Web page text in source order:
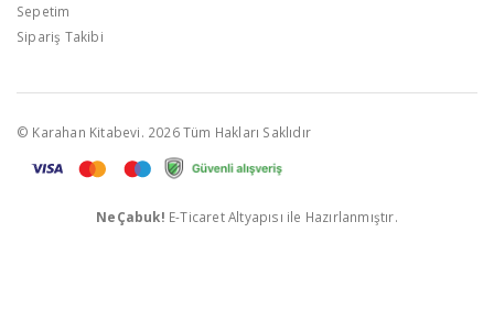
Sepetim
Sipariş Takibi
© Karahan Kitabevi. 2026 Tüm Hakları Saklıdır
NeÇabuk! E-Ticaret Altyapısı ile Hazırlanmıştır.